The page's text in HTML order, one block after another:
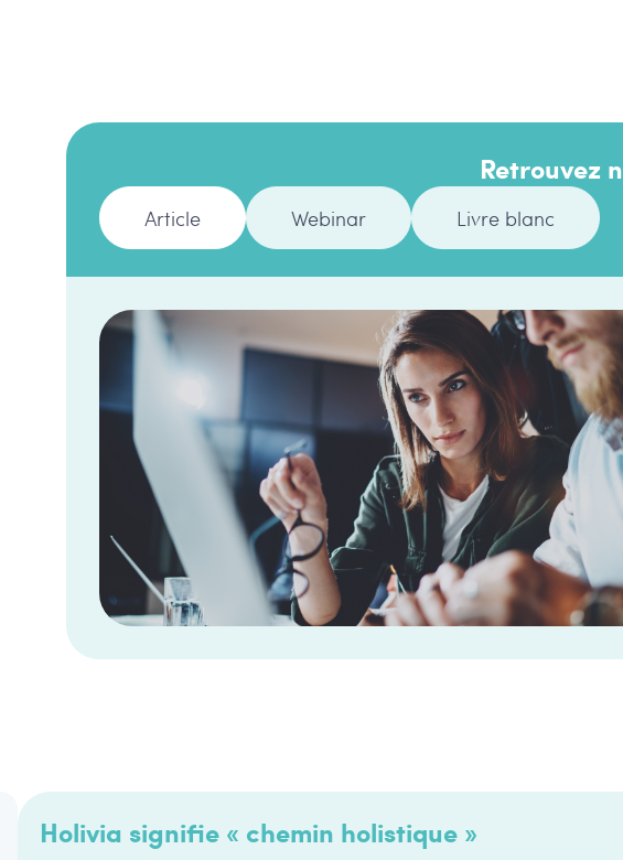
Retrouvez
Article Webinar Livre blanc
Holivia signifie « chemin holistique »